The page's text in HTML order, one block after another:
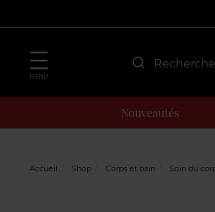
MENU
Nouveautés
Accueil Shop Corps et bain Soin du